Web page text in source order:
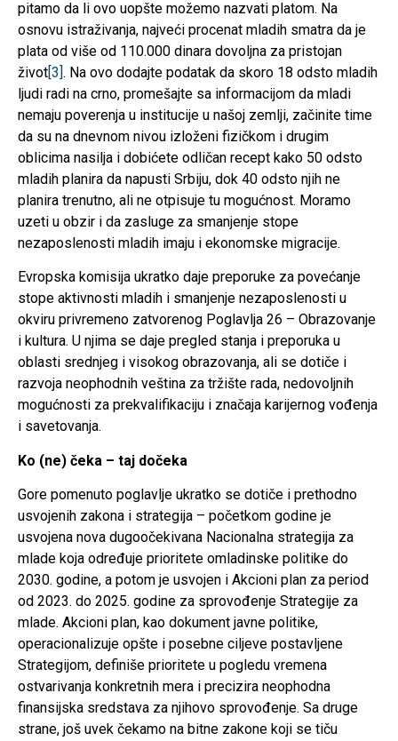
pitamo da li ovo uopšte možemo nazvati platom. Na
osnovu istraživanja, najveći procenat mladih smatra da je
plata od više od 110.000 dinara dovoljna za pristojan
život[3]. Na ovo dodajte podatak da skoro 18 odsto mladih
ljudi radi na crno, promešajte sa informacijom da mladi
nemaju poverenja u institucije u našoj zemlji, začinite time
da su na dnevnom nivou izloženi fizičkom i drugim
oblicima nasilja i dobićete odličan recept kako 50 odsto
mladih planira da napusti Srbiju, dok 40 odsto njih ne
planira trenutno, ali ne otpisuje tu mogućnost. Moramo
uzeti u obzir i da zasluge za smanjenje stope
nezaposlenosti mladih imaju i ekonomske migracije.
Evropska komisija ukratko daje preporuke za povećanje
stope aktivnosti mladih i smanjenje nezaposlenosti u
okviru privremeno zatvorenog Poglavlja 26 – Obrazovanje
i kultura. U njima se daje pregled stanja i preporuka u
oblasti srednjeg i visokog obrazovanja, ali se dotiče i
razvoja neophodnih veština za tržište rada, nedovoljnih
mogućnosti za prekvalifikaciju i značaja karijernog vođenja
i savetovanja.
Ko (ne) čeka – taj dočeka
Gore pomenuto poglavlje ukratko se dotiče i prethodno
usvojenih zakona i strategija – početkom godine je
usvojena nova dugoočekivana Nacionalna strategija za
mlade koja određuje prioritete omladinske politike do
2030. godine, a potom je usvojen i Akcioni plan za period
od 2023. do 2025. godine za sprovođenje Strategije za
mlade. Akcioni plan, kao dokument javne politike,
operacionalizuje opšte i posebne ciljeve postavljene
Strategijom, definiše prioritete u pogledu vremena
ostvarivanja konkretnih mera i precizira neophodna
finansijska sredstava za njihovo sprovođenje. Sa druge
strane, još uvek čekamo na bitne zakone koji se tiču